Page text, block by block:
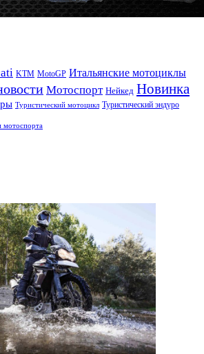
KTM MotoGP Итальянские мотоциклы
Мотоспорт Нейкед Новинка
Туристический мотоцикл Туристический эндуро
мотоспорта